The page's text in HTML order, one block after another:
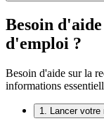
Besoin
d'emploi ?
Besoin d'aide sur la
informations
1. Lancer votre